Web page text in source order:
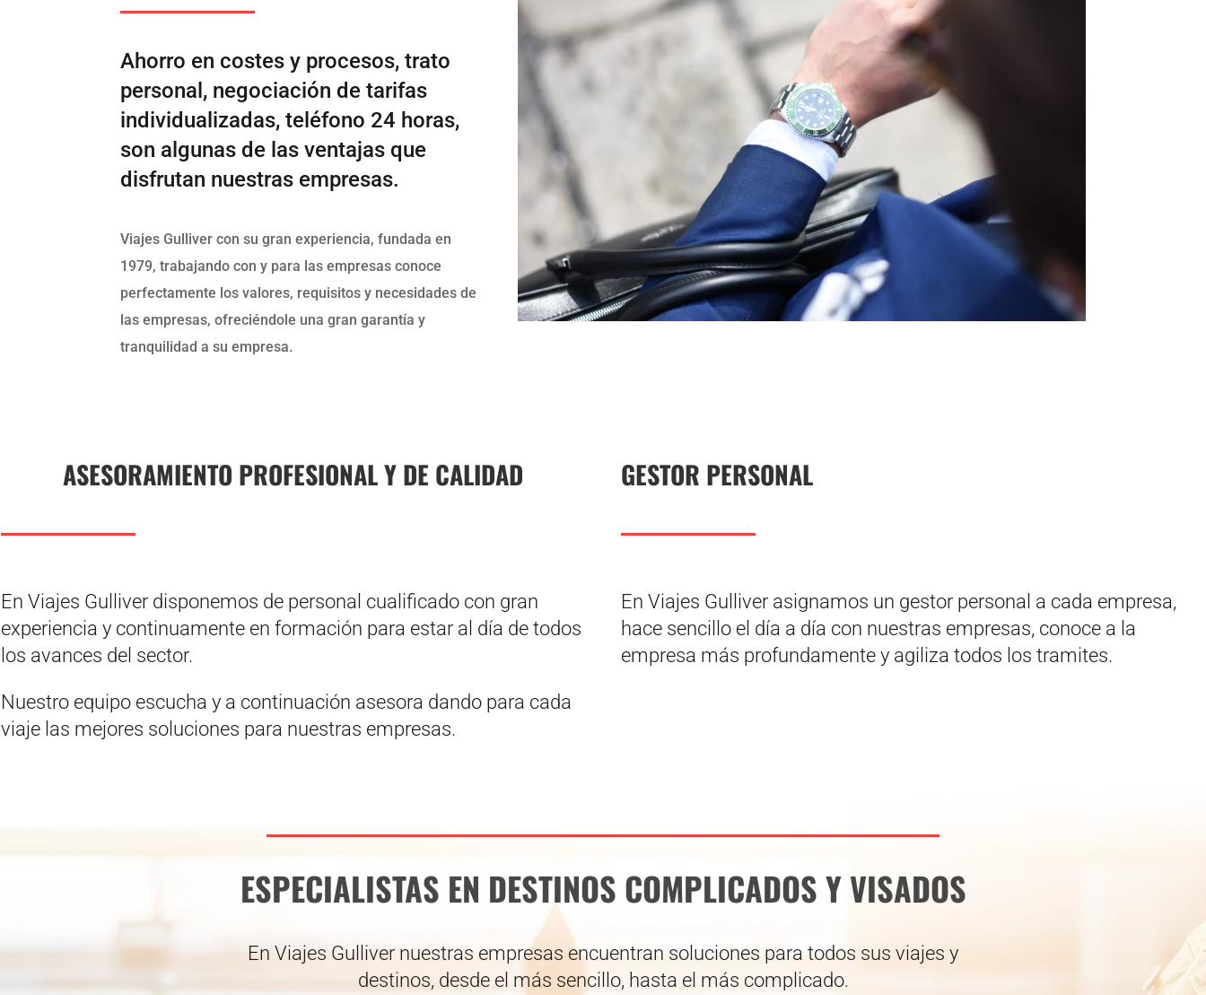
Ahorro en costes y procesos, trato
personal, negociación de tarifas
individualizadas, teléfono 24 horas,
son algunas de las ventajas que
disfrutan nuestras empresas.
Viajes Gulliver con su gran experiencia, fundada en
1979, trabajando con y para las empresas conoce
perfectamente los valores, requisitos y necesidades de
las empresas, ofreciéndole una gran garantía y
tranquilidad a su empresa.
ASESORAMIENTO PROFESIONAL Y DE CALIDAD
En Viajes Gulliver disponemos de personal cualificado con gran
experiencia y continuamente en formación para estar al día de todos
los avances del sector.
Nuestro equipo escucha y a continuación asesora dando para cada
viaje las mejores soluciones para nuestras empresas.
GESTOR PERSONAL
En Viajes Gulliver asignamos un gestor personal a cada empresa,
hace sencillo el día a día con nuestras empresas, conoce a la
empresa más profundamente y agiliza todos los tramites.
ESPECIALISTAS EN DESTINOS COMPLICADOS Y VISADOS
En Viajes Gulliver nuestras empresas encuentran soluciones para todos sus viajes y
destinos, desde el más sencillo, hasta el más complicado.